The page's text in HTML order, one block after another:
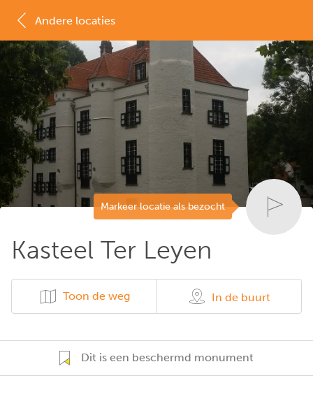
Markeer locatie als bezocht
Kasteel Ter Leyen
Toon de weg In de buurt
Dit is een beschermd monument
Andere locaties
MAP LIJST